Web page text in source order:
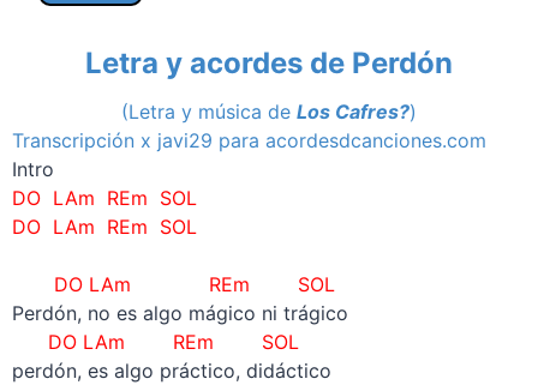
Letra y acordes de Perdón
(Letra y música de Los Cafres?)
Transcripción x javi29 para acordesdcanciones.com
Intro
DO LAm REm SOL
DO LAm REm SOL
DO LAm REm SOL
Perdón, no es algo mágico ni trágico
DO LAm REm SOL
perdón, es algo práctico, didáctico